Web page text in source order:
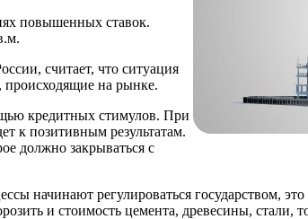
повышенных ставок.
считает, что ситуация
происходящие на рынке.
кредитных стимулов. При
к позитивным результатам.
должно закрываться с
начинают регулироваться государством,
и стоимость цемента, древесины, стали,